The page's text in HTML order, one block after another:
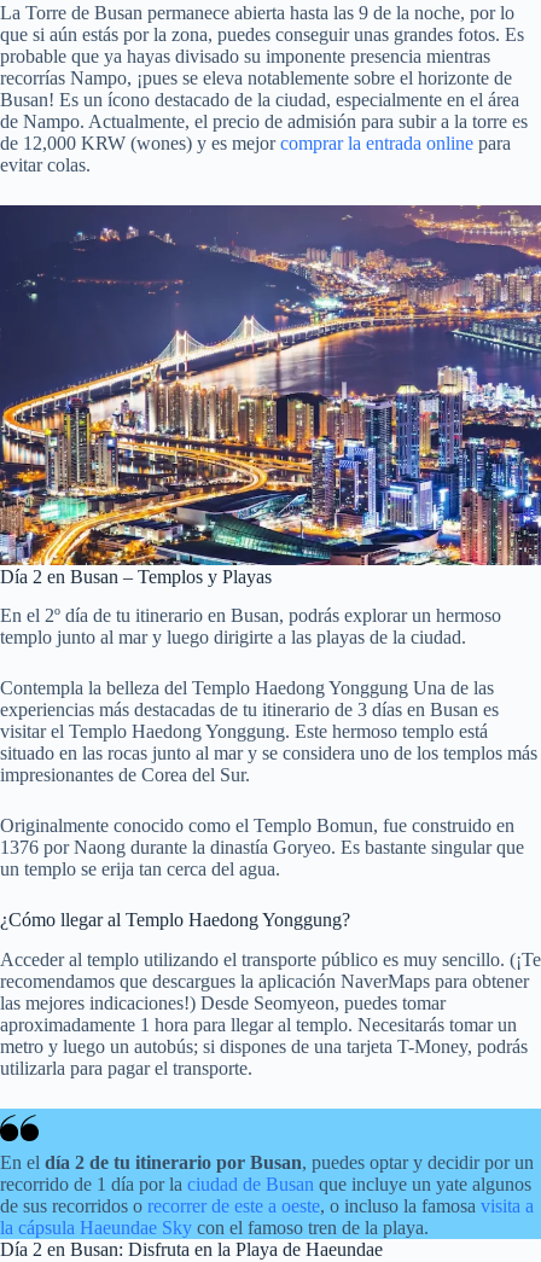
La Torre de Busan permanece abierta hasta las 9 de la noche, por lo
que si aún estás por la zona, puedes conseguir unas grandes fotos. Es
probable que ya hayas divisado su imponente presencia mientras
recorrías Nampo, ¡pues se eleva notablemente sobre el horizonte de
Busan! Es un ícono destacado de la ciudad, especialmente en el área
de Nampo. Actualmente, el precio de admisión para subir a la torre es
de 12,000 KRW (wones) y es mejorcomprar la entrada online para
evitar colas.
Día 2 en Busan – Templos y Playas
En el 2º día de tu itinerario en Busan, podrás explorar un hermoso
templo junto al mar y luego dirigirte a las playas de la ciudad.
Contempla la belleza del Templo Haedong Yonggung Una de las
experiencias más destacadas de tu itinerario de 3 días en Busan es
visitar el Templo Haedong Yonggung. Este hermoso templo está
situado en las rocas junto al mar y se considera uno de los templos más
impresionantes de Corea del Sur.
Originalmente conocido como el Templo Bomun, fue construido en
1376 por Naong durante la dinastía Goryeo. Es bastante singular que
un templo se erija tan cerca del agua.
¿Cómo llegar al Templo Haedong Yonggung?
Acceder al templo utilizando el transporte público es muy sencillo. (¡Te
recomendamos que descargues la aplicación NaverMaps para obtener
las mejores indicaciones!) Desde Seomyeon, puedes tomar
aproximadamente 1 hora para llegar al templo. Necesitarás tomar un
metro y luego un autobús; si dispones de una tarjeta T-Money, podrás
utilizarla para pagar el transporte.
En el día 2 de tu itinerario por Busan, puedes optar y decidir por un
recorrido de 1 día por la ciudad de Busan que incluye un yate algunos
de sus recorridos o recorrer de este a oeste, o incluso la famosa visita a
la cápsula Haeundae Sky con el famoso tren de la playa.
Día 2 en Busan: Disfruta en la Playa de Haeundae